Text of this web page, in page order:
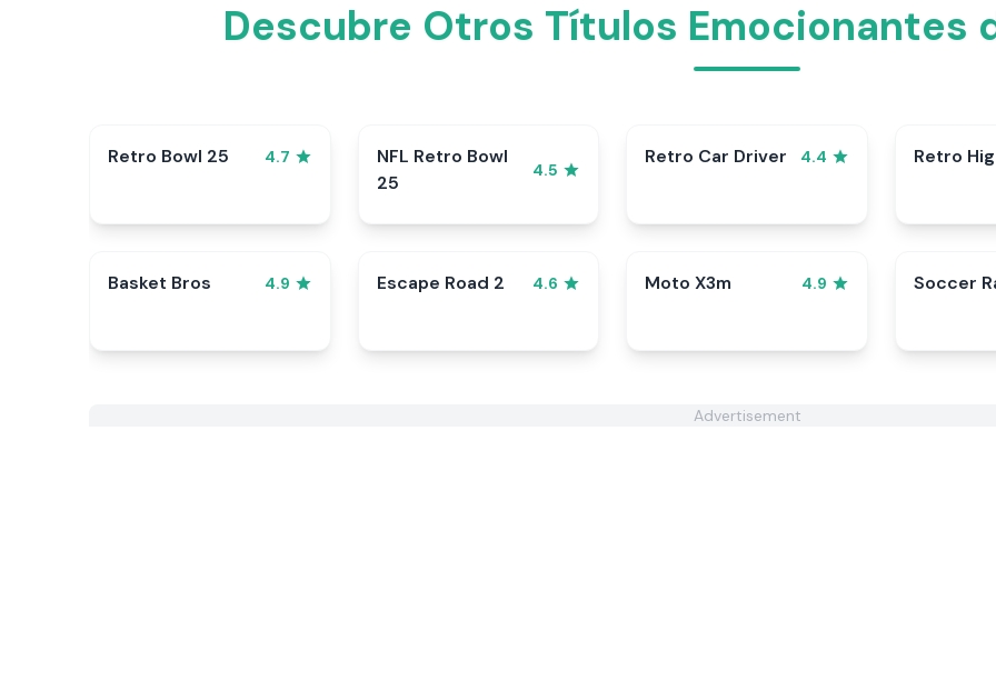
Descubre Otros Títulos Emocionantes
Retro Bowl 25 4.7
NFL Retro Bowl
25
4.5
Retro Car Driver 4.4 Retro
Basket Bros 4.9 Escape Road 2 4.6 Moto X3m 4.9 Soccer
Advertisement